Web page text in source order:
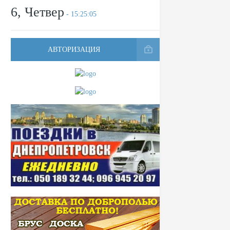
6, Четвер - 15:25:05
АВТОРИЗАЦИЯ